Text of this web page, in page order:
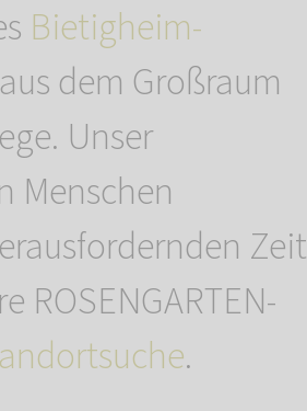
Bietigheim-
dem Großraum
Unser
Menschen
Zeit
ROSENGARTEN-
.